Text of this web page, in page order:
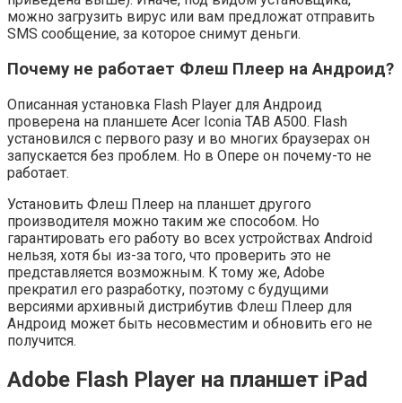
можно загрузить вирус или вам предложат отправить
SMS сообщение, за которое снимут деньги.
Почему не работает Флеш Плеер на Андроид?
Описанная установка Flash Player для Андроид
проверена на планшете Acer Iconia TAB A500. Flash
установился с первого разу и во многих браузерах он
запускается без проблем. Но в Опере он почему-то не
работает.
Установить Флеш Плеер на планшет другого
производителя можно таким же способом. Но
гарантировать его работу во всех устройствах Android
нельзя, хотя бы из-за того, что проверить это не
представляется возможным. К тому же, Adobe
прекратил его разработку, поэтому с будущими
версиями архивный дистрибутив Флеш Плеер для
Андроид может быть несовместим и обновить его не
получится.
Adobe Flash Player на планшет iPad